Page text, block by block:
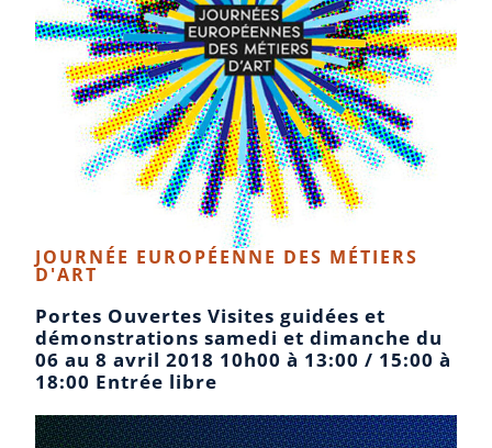
JOURNÉE EUROPÉENNE DES MÉTIERS
D'ART​​
Portes Ouvertes Visites guidées et
démonstrations samedi et dimanche du
06 au 8 avril 2018 10h00 à 13:00 / 15:00 à
18:00 Entrée libre